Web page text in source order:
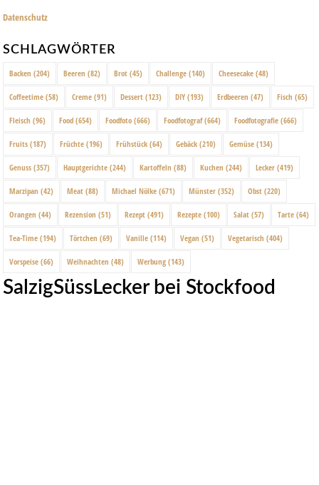
Datenschutz
SCHLAGWÖRTER
Backen (204) Beeren (82) Brot (45) Challenge (140) Cheesecake (48)
Coffeetime (58) Creme (91) Dessert (123) DIY (193) Erdbeeren (47) Fisch (65)
Fleisch (96) Food (654) Foodfoto (666) Foodfotograf(664) Foodfotografie (666)
Fruits (187) Früchte (196) Frühstück (64) Gebäck (210) Gemüse (134)
Genuss (357) Hauptgerichte (244) Kartoffeln (88) Kuchen (244) Lecker (419)
Marzipan (42) Meat (88) Michael Nölke (671) Münster (352) Obst (220)
Orangen (44) Rezension (51) Rezept (491) Rezepte (100) Salat (57) Tarte (64)
Tea-Time (194) Törtchen (69) Vanille (114) Vegan (51) Vegetarisch (404)
Vorspeise (66) Weihnachten (48) Werbung (143)
SalzigSüssLecker bei Stockfood